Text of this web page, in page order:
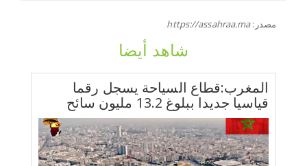
مصدر:https://assahraa.ma
شاهد أيضا
المغرب:قطاع السياحة يسجل رقما
قياسيا جديدا ببلوغ 13.2 مليون سائح